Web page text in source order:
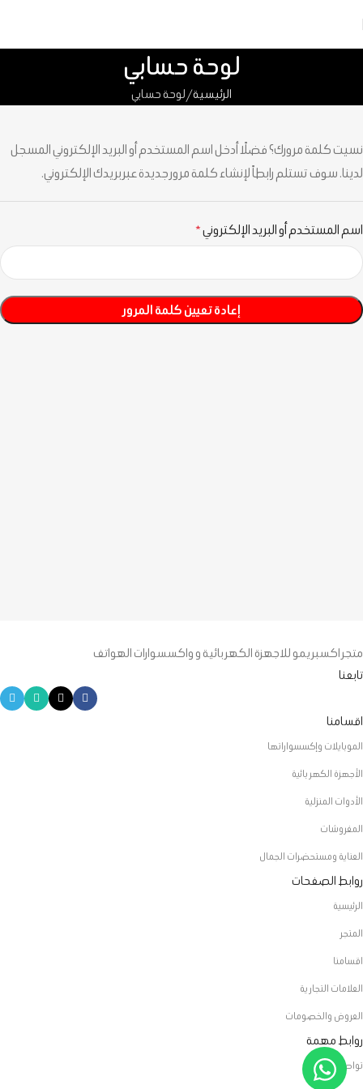
لوحة حسابي
الرئيسية لوحة حسابي
نسيت كلمة مرورك؟ فضلًا أدخل اسم المستخدم أو البريد الإلكتروني المسجل
لدينا. سوف تستلم رابطاً لإنشاء كلمة مرور جديدة عبر بريدك الإلكتروني.
اسم المستخدم أو البريد الإلكتروني*
إعادة تعيين كلمة المرور
متجر اكسبريمو للاجهزة الكهربائية و واكسسوارات الهواتف
تابعنا
اقسامنا
الموبايلات وإكسسواراتها
الأجهزة الكهربائية
الأدوات المنزلية
المفروشات
العناية ومستحضرات الجمال
روابط الصفحات
الرئيسية
المتجر
اقسامنا
العلامات التجارية
العروض والخصومات
روابط مهمة
تواصل معنا